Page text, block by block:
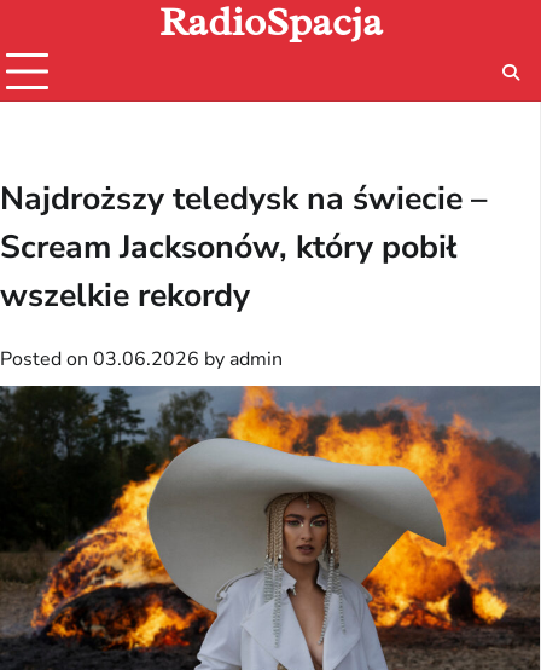
content
RadioSpacja
Najdroższy teledysk na świecie –
Scream Jacksonów, który pobił
wszelkie rekordy
Posted on 03.06.2026 by admin